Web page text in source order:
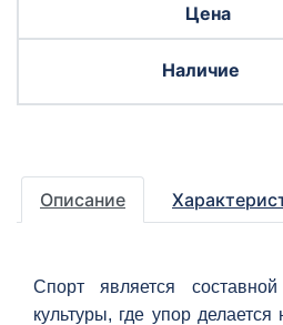
Описание
Спорт является
культуры, где упор